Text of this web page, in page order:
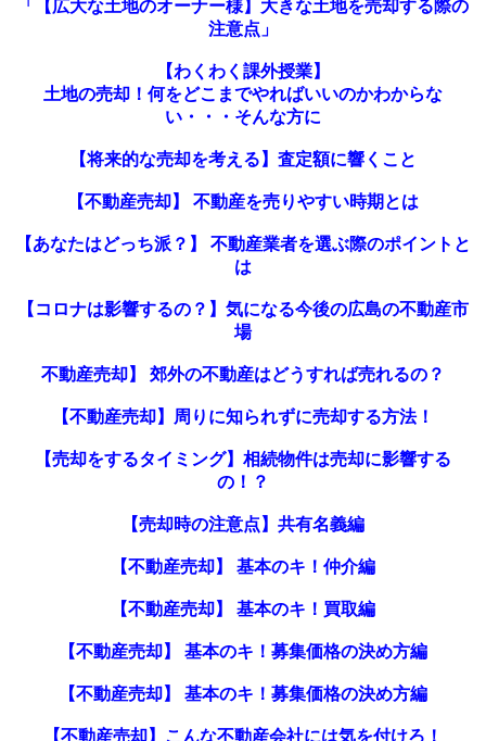
「【広大な土地のオーナー様】大きな土地を売却する際の
注意点」
【わくわく課外授業】
土地の売却！何をどこまでやればいいのかわからな
い・・・そんな方に
【将来的な売却を考える】査定額に響くこと
【不動産売却】 不動産を売りやすい時期とは
【あなたはどっち派？】 不動産業者を選ぶ際のポイントと
は
【コロナは影響するの？】気になる今後の広島の不動産市
場
不動産売却】 郊外の不動産はどうすれば売れるの？
【不動産売却】周りに知られずに売却する方法！
【売却をするタイミング】相続物件は売却に影響する
の！？
【売却時の注意点】共有名義編
【不動産売却】 基本のキ！仲介編
【不動産売却】 基本のキ！買取編
【不動産売却】 基本のキ！募集価格の決め方編
【不動産売却】 基本のキ！募集価格の決め方編
【不動産売却】こんな不動産会社には気を付けろ！